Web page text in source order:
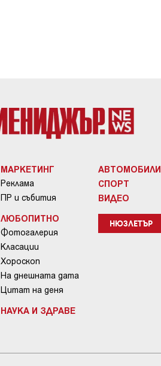
МАРКЕТИНГ
Реклама
ПР и събития
ЛЮБОПИТНО
Фотогалерия
Класации
Хороскоп
На днешната дата
Цитат на деня
НАУКА И ЗДРАВЕ
АВТОМОБИЛИ
СПОРТ
ВИДЕО
НЮЗЛЕТЪР